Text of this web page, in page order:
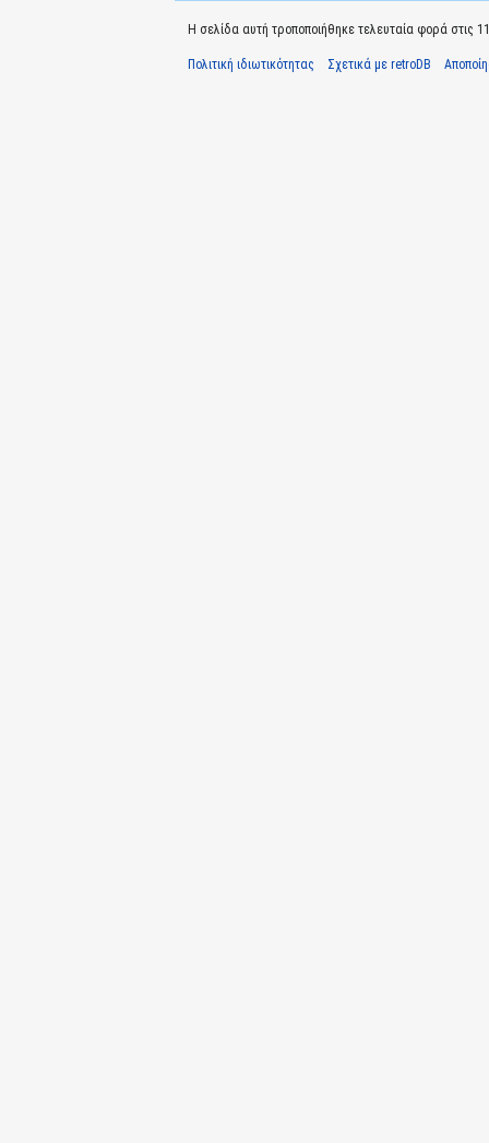
Η σελίδα αυτή τροποποιήθηκε τελευταία φορά στις
Πολιτική ιδιωτικότητας Σχετικά με retroDB